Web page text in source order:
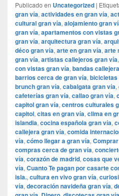
Publicado en Uncategorized |
gran vía, actividades en gran vía,
cultural gran vía, alojamiento gran
gran vía, apartamentos con vistas
gran vía, arquitectura gran vía,
déco gran vía, arte en gran vía, arte
gran vía, artistas callejeros gran vía,
con vistas gran vía, bandas
barrios cerca de gran vía, bicicletas
brunch gran vía, cabalgata gran vía,
cafeterías gran vía, callao gran vía,
capitol gran vía, centros culturales
capitol, citas en gran vía, clima en
islandia, cocina española gran vía,
callejera gran vía, comida
vía, cómo llegar a gran vía,
compras cerca de gran vía,
vía, corazón de madrid, cosas que
vía, Cuanto Te pagan por casarte
isla., cultura en vivo gran vía,
vía, decoración navideña gran vía,